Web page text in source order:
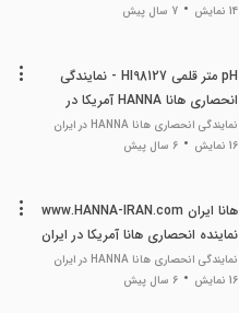
14 نمایش
7 سال پیش
pH متر قلمی HI98127 - نمایندگی
انحصاری هانا HANNA آمریکا در
تهران
نمایندگی انحصاری هانا HANNA در ایران
16 نمایش
6 سال پیش
هانا ایران www.HANNA-IRAN.com
نماینده انحصاری هانا آمریکا در ایران
نمایندگی انحصاری هانا HANNA در ایران
16 نمایش
6 سال پیش